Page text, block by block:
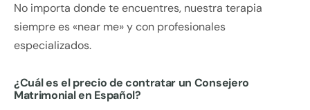
No importa donde te encuentres, nuestra terapia
siempre es «near me» y con profesionales
especializados.
¿Cuál es el precio de contratar un Consejero
Matrimonial en Español?